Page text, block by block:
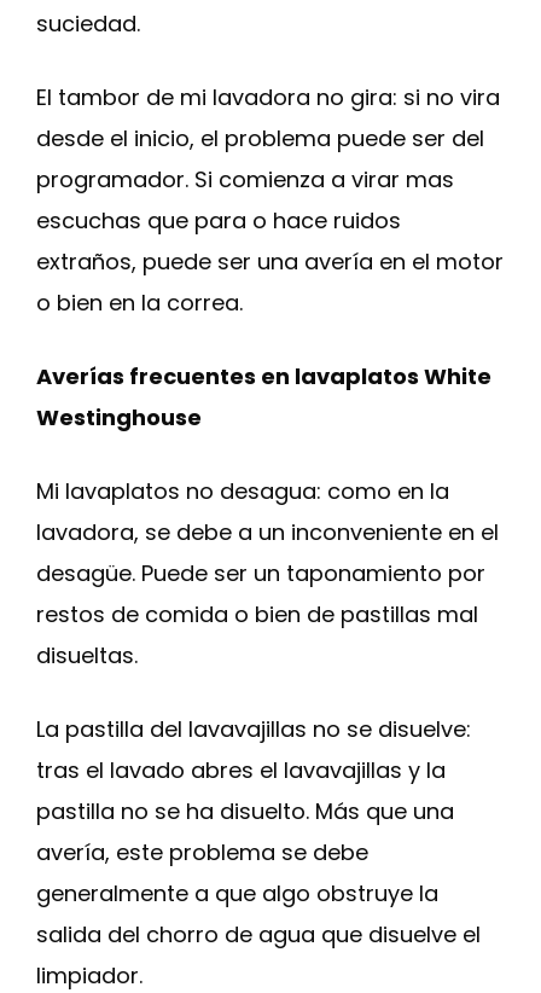
suciedad.
El tambor de mi lavadora no gira: si no vira
desde el inicio, el problema puede ser del
programador. Si comienza a virar mas
escuchas que para o hace ruidos
extraños, puede ser una avería en el motor
o bien en la correa.
Averías frecuentes en lavaplatos White
Westinghouse
Mi lavaplatos no desagua: como en la
lavadora, se debe a un inconveniente en el
desagüe. Puede ser un taponamiento por
restos de comida o bien de pastillas mal
disueltas.
La pastilla del lavavajillas no se disuelve:
tras el lavado abres el lavavajillas y la
pastilla no se ha disuelto. Más que una
avería, este problema se debe
generalmente a que algo obstruye la
salida del chorro de agua que disuelve el
limpiador.